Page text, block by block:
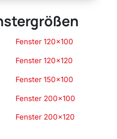
Fenster 120×100
Fenster 120×120
Fenster 150×100
Fenster 200×100
Fenster 200×120